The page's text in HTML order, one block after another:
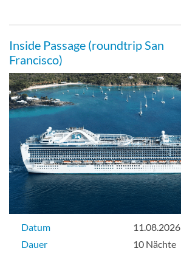
Inside Passage (roundtrip San
Francisco)
Datum
11.08.2026
Dauer
10 Nächte